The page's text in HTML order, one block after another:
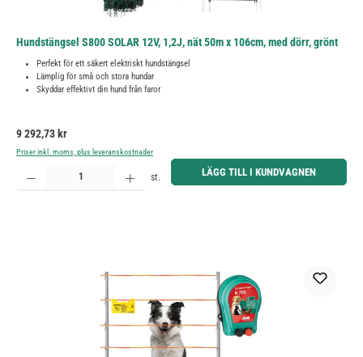
Hundstängsel S800 SOLAR 12V, 1,2J, nät 50m x 106cm, med dörr, grönt
Perfekt för ett säkert elektriskt hundstängsel
Lämplig för små och stora hundar
Skyddar effektivt din hund från faror
Ordinarie pris:
9 292,73 kr
Priser inkl. moms, plus leveranskostnader
Produktkvantitet: Ange önskat belopp eller använd knapparna för att öka eller minska kvantiteten.
st. LÄGG TILL I KUNDVAGNEN